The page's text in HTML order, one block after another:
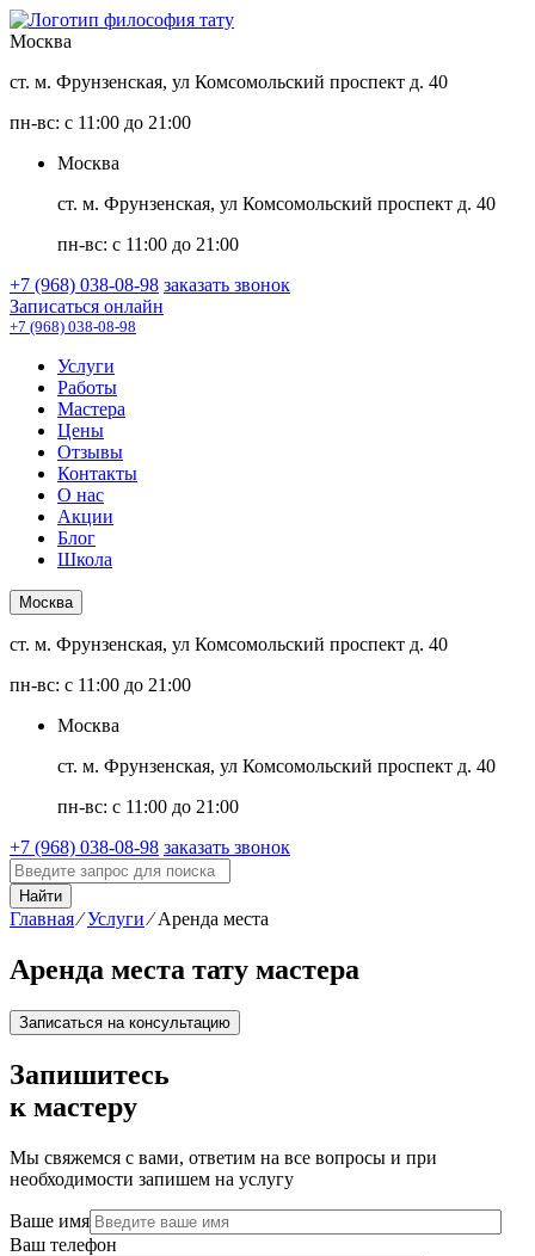
Москва
ст. м. Фрунзенская, ул Комсомольский проспект д. 40
пн-вс: с 11:00 до 21:00
Москва
ст. м. Фрунзенская, ул Комсомольский проспект д. 40
пн-вс: с 11:00 до 21:00
+7 (968) 038-08-98 заказать звонок
Записаться онлайн
+7 (968) 038-08-98
Услуги
Работы
Мастера
Цены
Отзывы
Контакты
О нас
Акции
Блог
Школа
Москва
ст. м. Фрунзенская, ул Комсомольский проспект д. 40
пн-вс: с 11:00 до 21:00
Москва
ст. м. Фрунзенская, ул Комсомольский проспект д. 40
пн-вс: с 11:00 до 21:00
+7 (968) 038-08-98 заказать звонок
Найти
Главная⁄Услуги⁄Аренда места
Аренда места тату мастера
Записаться на консультацию
Запишитесь
к мастеру
Мы свяжемся с вами, ответим на все вопросы и при
необходимости запишем на услугу
Ваше имя
Ваш телефон